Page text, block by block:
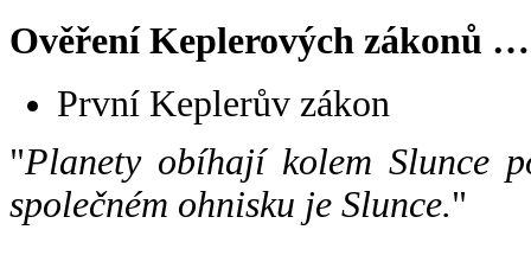
Ověření Keplerových zákonů …
První Keplerův zákon
"Planety obíhají kolem Slunce
společném ohnisku je Slunce."